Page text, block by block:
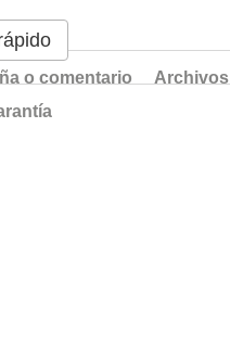
o comentario
Archivos